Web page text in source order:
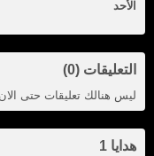
الأحد
التعليقات (0)
ليس هنالك تعليقات حتى الان
هدايا 1